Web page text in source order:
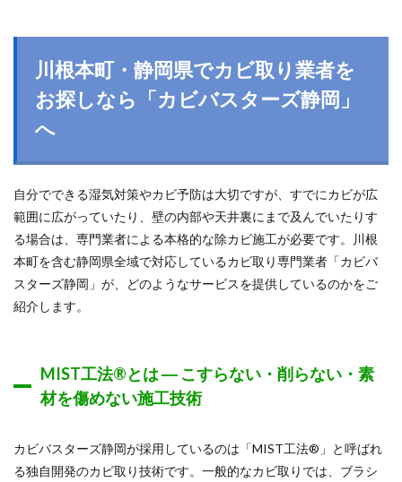
川根本町・静岡県でカビ取り業者を
お探しなら「カビバスターズ静岡」
へ
自分でできる湿気対策やカビ予防は大切ですが、すでにカビが広
範囲に広がっていたり、壁の内部や天井裏にまで及んでいたりす
る場合は、専門業者による本格的な除カビ施工が必要です。川根
本町を含む静岡県全域で対応しているカビ取り専門業者「カビバ
スターズ静岡」が、どのようなサービスを提供しているのかをご
紹介します。
MIST工法®とは ― こすらない・削らない・素
材を傷めない施工技術
カビバスターズ静岡が採用しているのは「MIST工法®」と呼ばれ
る独自開発のカビ取り技術です。一般的なカビ取りでは、ブラシ